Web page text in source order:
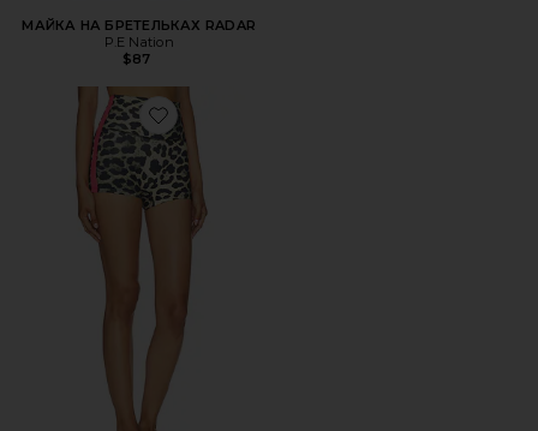
МАЙКА НА БРЕТЕЛЬКАХ RADAR
P.E Nation
$87
Favorite ШОРТЫ-ВЕЛОСИПЕДКИ ДЛИНОЙ 3 ДЮЙМА